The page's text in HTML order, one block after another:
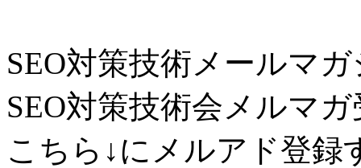
SEO対策技術メールマ
SEO対策技術会メルマ
こちら↓にメルアド登録